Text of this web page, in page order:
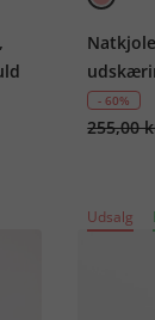
- 60%
255,00
Udsalg